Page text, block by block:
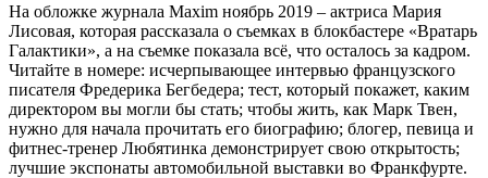
На обложке журнала Maxim ноябрь 2019 – актриса Мария
Лисовая, которая рассказала о съемках в блокбастере «Вратарь
Галактики», а на съемке показала всё, что осталось за кадром.
Читайте в номере: исчерпывающее интервью французского
писателя Фредерика Бегбедера; тест, который покажет, каким
директором вы могли бы стать; чтобы жить, как Марк Твен,
нужно для начала прочитать его биографию; блогер, певица и
фитнес-тренер Любятинка демонстрирует свою открытость;
лучшие экспонаты автомобильной выставки во Франкфурте.